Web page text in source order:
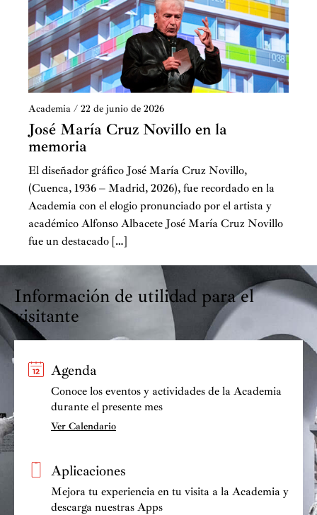
Academia / 22 de junio de 2026
José María Cruz Novillo en la
memoria
El diseñador gráfico José María Cruz Novillo,
(Cuenca, 1936 – Madrid, 2026), fue recordado en la
Academia con el elogio pronunciado por el artista y
académico Alfonso Albacete José María Cruz Novillo
fue un destacado […]
Información de utilidad para el
visitante
Agenda
Conoce los eventos y actividades de la Academia
durante el presente mes
Ver Calendario
Aplicaciones
Mejora tu experiencia en tu visita a la Academia y
descarga nuestras Apps